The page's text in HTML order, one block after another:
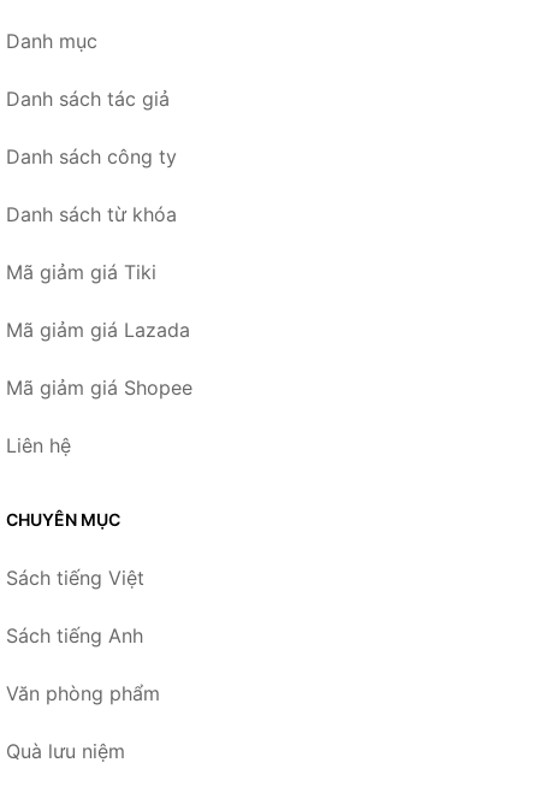
Danh mục
Danh sách tác giả
Danh sách công ty
Danh sách từ khóa
Mã giảm giá Tiki
Mã giảm giá Lazada
Mã giảm giá Shopee
Liên hệ
CHUYÊN MỤC
Sách tiếng Việt
Sách tiếng Anh
Văn phòng phẩm
Quà lưu niệm